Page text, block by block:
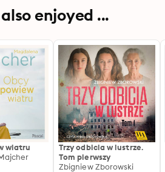
enjoyed ...
wiatru
Trzy odbicia w lustrze.
Tom pierwszy
Zbigniew Zborowski